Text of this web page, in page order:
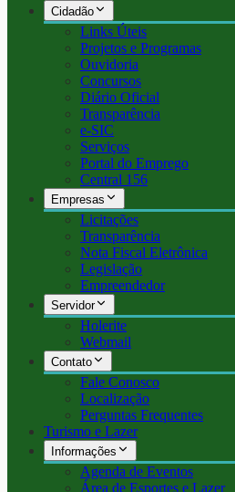
Cidadão
Links Úteis
Projetos e Programas
Ouvidoria
Concursos
Diário Oficial
Transparência
e-SIC
Serviços
Portal do Emprego
Central 156
Empresas
Licitações
Transparência
Nota Fiscal Eletrônica
Legislação
Empreendedor
Servidor
Holerite
Webmail
Contato
Fale Conosco
Localização
Perguntas Frequentes
Turismo e Lazer
Informações
Agenda de Eventos
Área de Esportes e Lazer